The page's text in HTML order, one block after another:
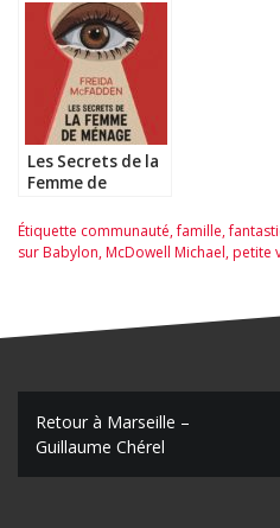
Les Secrets de la
Femme de
McFadden
Étiquette communauté,famille,
sur Babylon,McDowell Michael,petite
N
a
Retour à Marseille –
Guillaume Chérel